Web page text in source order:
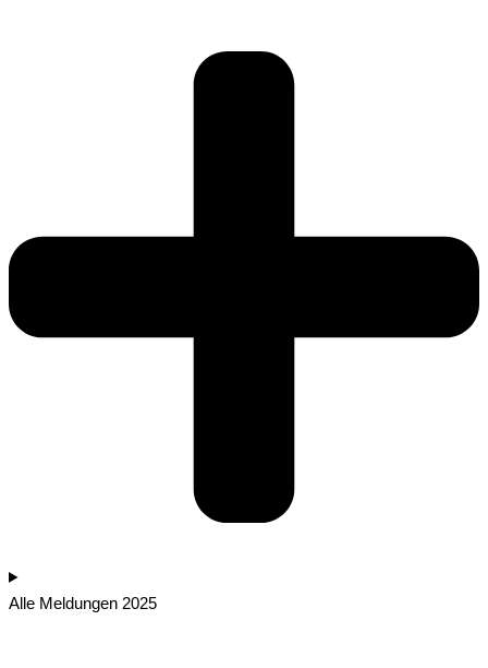
Alle Meldungen 2025